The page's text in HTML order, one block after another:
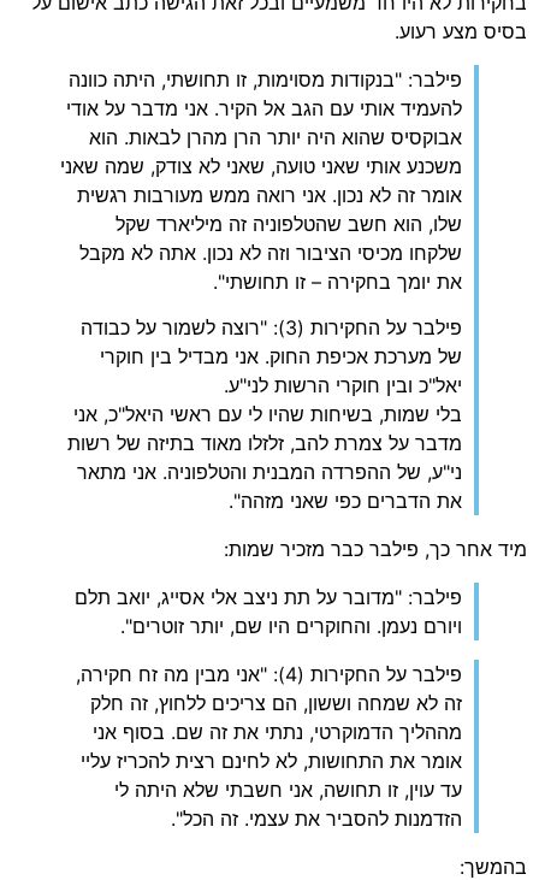
בסיס מצע רעוע.
פילבר: "בנקודות מסוימות, זו תחושתי, היתה כוונה
להעמיד אותי עם הגב אל הקיר. אני מדבר על אודי
אבוקסיס שהוא היה יותר הרן מהרן לבאות. הוא
משכנע אותי שאני טועה, שאני לא צודק, שמה שאני
אומר זה לא נכון. אני רואה ממש מעורבות רגשית
שלו, הוא חשב שהטלפוניה זה מיליארד שקל
שלקחו מכיסי הציבור וזה לא נכון. אתה לא מקבל
את יומך בחקירה – זו תחושתי".
פילבר על החקירות (3): "רוצה לשמור על כבודה
של מערכת אכיפת החוק. אני מבדיל בין חוקרי
יאל"כ ובין חוקרי הרשות לני"ע.
בלי שמות, בשיחות שהיו לי עם ראשי היאל"כ, אני
מדבר על צמרת להב, זלזלו מאוד בתיזה של רשות
ני"ע, של ההפרדה המבנית והטלפוניה. אני מתאר
את הדברים כפי שאני מזהה".
מיד אחר כך, פילבר כבר מזכיר שמות:
פילבר: "מדובר על תת ניצב אלי אסייג, יואב תלם
ויורם נעמן. והחוקרים היו שם, יותר זוטרים".
פילבר על החקירות (4): "אני מבין מה זח חקירה,
זה לא שמחה וששון, הם צריכים ללחוץ, זה חלק
מההליך הדמוקרטי, נתתי את זה שם. בסוף אני
אומר את התחושות, לא לחינם רצית להכריז עליי
עד עוין, זו תחושה, אני חשבתי שלא היתה לי
הזדמנות להסביר את עצמי. זה הכל".
בהמשך: